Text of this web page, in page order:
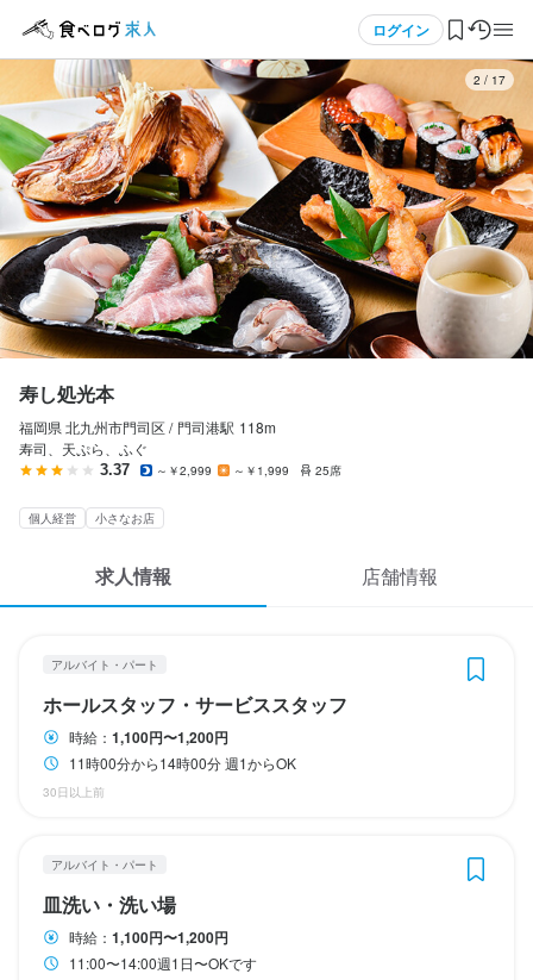
ログイン
ログイン・無料会員登録
食べログ求人TOP
求人検索
マイページ管理
気になる求人
検索履歴・保存した条件
ヘルプ・お問い合わせフォーム
掲載をご検討の店舗様へ
企業情報
3 / 17
寿し処光本
福岡県 北九州市門司区 / 門司港駅 118m
寿司、天ぷら、ふぐ
3.37 ～￥2,999 ～￥1,999 25席
個人経営 小さなお店
求人情報 店舗情報
アルバイト・パート
ホールスタッフ・サービススタッフ
時給： 1,100円〜1,200円
11時00分から14時00分 週1からOK
30日以上前
アルバイト・パート
皿洗い・洗い場
時給： 1,100円〜1,200円
11:00〜14:00週1日〜OKです
アルバイト・パート 寿し処光本
ホールスタッフ・サービススタッフ
ホールスタッフ・サービススタッフ
時給1,100円〜1,200円
日払いOK 週払いOK
勤務時間
11時00分から14時00分
週1からOK
ランチタイムのみ勤務OK
月曜日定休日です
祝日の場合は翌日火曜日お休み
待遇
アットホームな職場を目指してます
バイク通勤OK
女性活躍中
駅チカ(徒歩5分以内)
応募画面へ進む
アルバイト・パート 寿し処光本
皿洗い・洗い場
皿洗い・洗い場
時給1,100円〜1,200円
勤務時間
11:00〜14:00週1日〜OKです
週4日以上OK
休日・休暇
週1日〜OKです
待遇
特に無しです
バイク通勤OK 服装自由 ネイルOK
履歴書不要 学歴不問
シニア・ミドル活躍中
女性活躍中
小さなお店(20席未満)
応募画面へ進む
アルバイト・パート 寿し処光本
皿洗い・洗い場
皿洗い・洗い場
時給1,000円〜1,200円
給与手渡しOK 日払いOK
勤務時間
11時00分から14時00分
17時00分から21時00分(土曜日)時給1100円から
ダブルワーク・副業OK
月曜日(定休日)
待遇
店内は禁煙です
忙しい時もあれば暇な時もあります
お気軽に申し込み下さい
髪型自由 ネイルOK
主婦・主夫歓迎
シニア・ミドル活躍中
小さなお店(20席未満)
応募者全員と面接
応募画面へ進む
アルバイト・パート 寿し処光本
皿洗い・洗い場
皿洗い・洗い場
時給1,000円〜1,200円
交通費支給 給与手渡しOK
勤務時間
11時00分～14時00分シフト制　週1～OK
17時00分～21時00分シフト制　週3～OK
ランチタイムのみ勤務OK
週2日からOK
週4日以上OK シフト制
休日・休暇
月曜日定休
待遇
パート　アルバイト募集
バイク通勤OK
特徴
履歴書不要 学歴不問 未経験者歓迎
主婦・主夫歓迎
シニア・ミドル活躍中
小さなお店(20席未満)
面接1回
応募画面へ進む